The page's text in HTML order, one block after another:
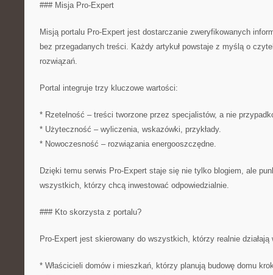
### Misja Pro-Expert
Misją portalu Pro-Expert jest dostarczanie zweryfikowanych
bez przegadanych treści. Każdy artykuł powstaje z myślą o
rozwiązań.
Portal integruje trzy kluczowe wartości:
* Rzetelność – treści tworzone przez specjalistów, a nie
* Użyteczność – wyliczenia, wskazówki, przykłady.
* Nowoczesność – rozwiązania energooszczędne.
Dzięki temu serwis Pro-Expert staje się nie tylko blogiem, ale
wszystkich, którzy chcą inwestować odpowiedzialnie.
### Kto skorzysta z portalu?
Pro-Expert jest skierowany do wszystkich, którzy realnie działają
* Właścicieli domów i mieszkań, którzy planują budowę domu